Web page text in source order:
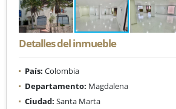
Detalles del inmueble
País: Colombia
Departamento: Magdalena
Ciudad: Santa Marta